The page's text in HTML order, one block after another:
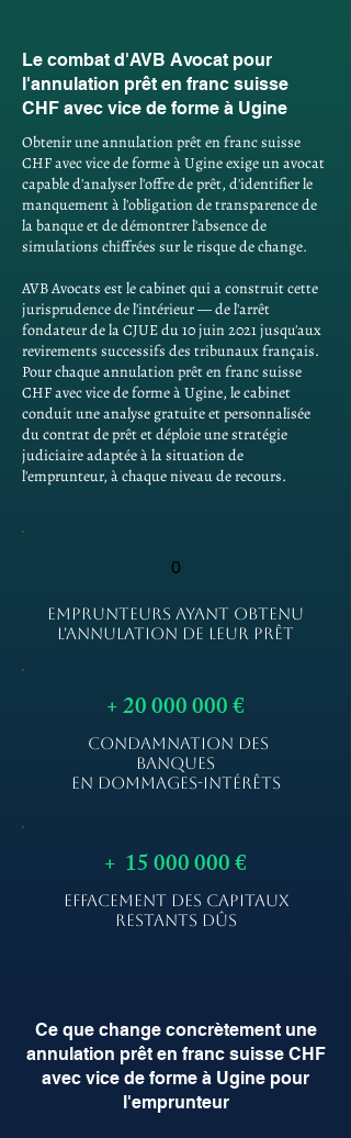
Le combat d'AVB Avocat pour
l'annulation prêt en franc suisse
CHF avec vice de forme à Ugine
Obtenir une annulation prêt en franc suisse
CHF avec vice de forme à Ugine exige un avocat
capable d'analyser l'offre de prêt, d'identifier le
manquement à l'obligation de transparence de
la banque et de démontrer l'absence de
simulations chiffrées sur le risque de change.
AVB Avocats est le cabinet qui a construit cette
jurisprudence de l'intérieur — de l'arrêt
fondateur de la CJUE du 10 juin 2021 jusqu'aux
revirements successifs des tribunaux français.
Pour chaque annulation prêt en franc suisse
CHF avec vice de forme à Ugine, le cabinet
conduit une analyse gratuite et personnalisée
du contrat de prêt et déploie une stratégie
judiciaire adaptée à la situation de
l'emprunteur, à chaque niveau de recours.
0
EMPRUNTEURS AYANT OBTENU
L'ANNULATION DE LEUR PRÊT
+20 000 000€
CONDAMNATION DES
BANQUES
EN DOMMAGES-INTÉRÊTS
+ 15 000 000€
EFFACEMENT DES CAPITAUX
RESTANTS DÛS
Ce que change concrètement une
annulation prêt en franc suisse CHF
avec vice de forme à Ugine pour
l'emprunteur